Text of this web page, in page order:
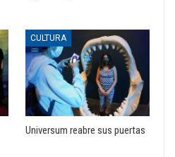
CULTURA
Universum reabre sus puertas